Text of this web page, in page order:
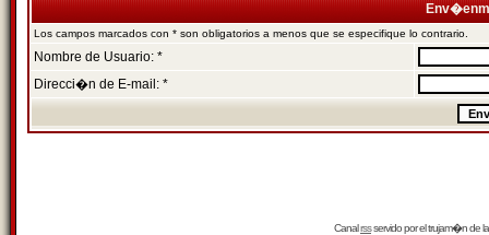
Los campos marcados con * son obligatorios a menos que se especifique lo contrario.
Nombre de Usuario: *
Direcci�n de E-mail: *
Canalrssservido por eltrujam�nde